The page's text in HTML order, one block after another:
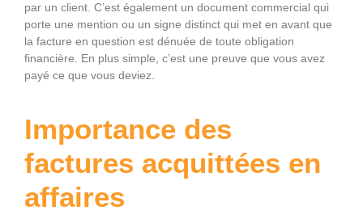
par un client. C’est également un document commercial qui
porte une mention ou un signe distinct qui met en avant que
la facture en question est dénuée de toute obligation
financière. En plus simple, c’est une preuve que vous avez
payé ce que vous deviez.
Importance des
factures acquittées en
affaires